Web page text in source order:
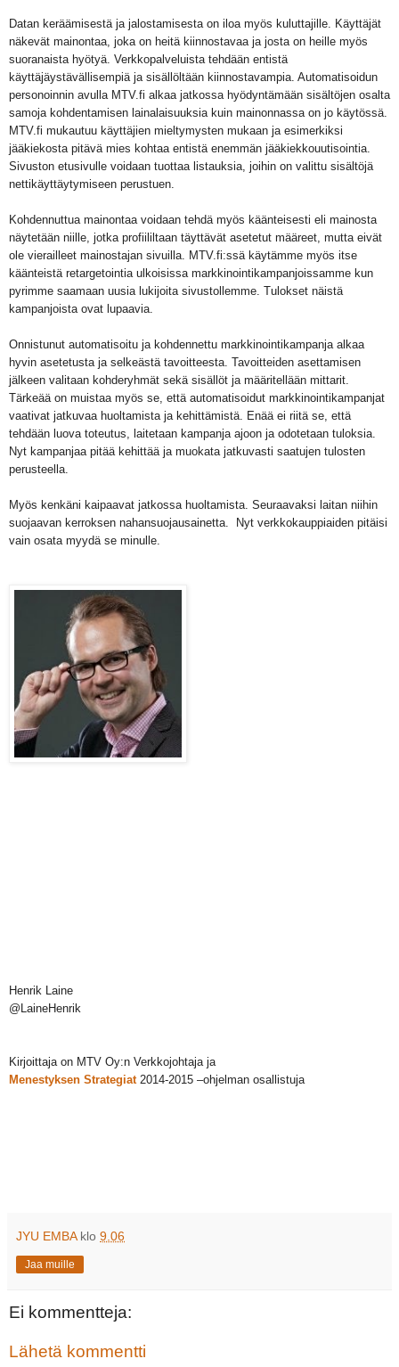
Datan keräämisestä ja jalostamisesta on iloa myös kuluttajille. Käyttäjät
näkevät mainontaa, joka on heitä kiinnostavaa ja josta on heille myös
suoranaista hyötyä. Verkkopalveluista tehdään entistä
käyttäjäystävällisempiä ja sisällöltään kiinnostavampia. Automatisoidun
personoinnin avulla MTV.fi alkaa jatkossa hyödyntämään sisältöjen osalta
samoja kohdentamisen lainalaisuuksia kuin mainonnassa on jo käytössä.
MTV.fi mukautuu käyttäjien mieltymysten mukaan ja esimerkiksi
jääkiekosta pitävä mies kohtaa entistä enemmän jääkiekkouutisointia.
Sivuston etusivulle voidaan tuottaa listauksia, joihin on valittu sisältöjä
nettikäyttäytymiseen perustuen.
Kohdennuttua mainontaa voidaan tehdä myös käänteisesti eli mainosta
näytetään niille, jotka profiililtaan täyttävät asetetut määreet, mutta eivät
ole vierailleet mainostajan sivuilla. MTV.fi:ssä käytämme myös itse
käänteistä retargetointia ulkoisissa markkinointikampanjoissamme kun
pyrimme saamaan uusia lukijoita sivustollemme. Tulokset näistä
kampanjoista ovat lupaavia.
Onnistunut automatisoitu ja kohdennettu markkinointikampanja alkaa
hyvin asetetusta ja selkeästä tavoitteesta. Tavoitteiden asettamisen
jälkeen valitaan kohderyhmät sekä sisällöt ja määritellään mittarit.
Tärkeää on muistaa myös se, että automatisoidut markkinointikampanjat
vaativat jatkuvaa huoltamista ja kehittämistä. Enää ei riitä se, että
tehdään luova toteutus, laitetaan kampanja ajoon ja odotetaan tuloksia.
Nyt kampanjaa pitää kehittää ja muokata jatkuvasti saatujen tulosten
perusteella.
Myös kenkäni kaipaavat jatkossa huoltamista. Seuraavaksi laitan niihin
suojaavan kerroksen nahansuojausainetta.
Nyt verkkokauppiaiden pitäisi
vain osata myydä se minulle.
Henrik Laine
@LaineHenrik
Kirjoittaja on MTV Oy:n Verkkojohtaja ja
Menestyksen Strategiat2014-2015 –ohjelman osallistuja
JYU EMBA klo 9.06
Jaa muille
Ei kommentteja:
Lähetä kommentti